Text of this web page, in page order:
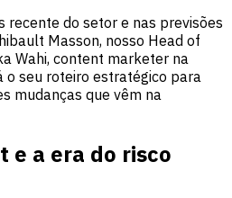
recente do setor e nas previsões
Masson, nosso Head of
Wahi, content marketer na
o seu roteiro estratégico para
mudanças que vêm na
e a era do risco